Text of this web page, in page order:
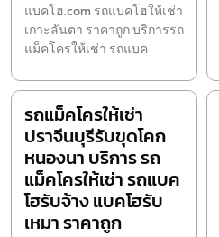
แบคโฮ.com รถแบคโฮให้เช่า
เกาะลันตา ราคาถูก บริการรถ
แม็คโครให้เช่า รถแบค
รถแม็คโครให้เช่า
ปราจีนบุรีรับขุดโคก
หนองนา บริการ รถ
แม็คโครให้เช่า รถแบค
โฮรับจ้าง แบคโฮรับ
เหมา ราคาถูก